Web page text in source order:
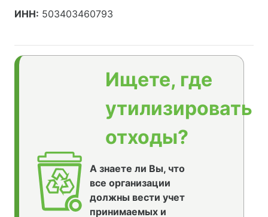
ИНН: 503403460793
Ищете, где
утилизировать
отходы?
А знаете ли Вы, что
все организации
должны вести учет
принимаемых и